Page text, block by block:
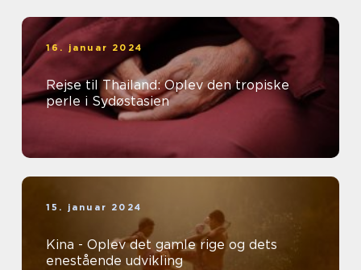
16. januar 2024
Rejse til Thailand: Oplev den tropiske
perle i Sydøstasien
15. januar 2024
Kina - Oplev det gamle rige og dets
enestående udvikling